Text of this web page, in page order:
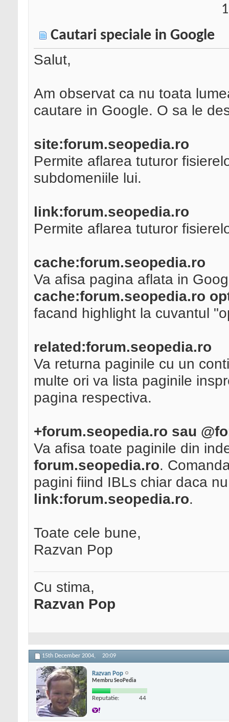
Cautari speciale in Google
Salut,
Am observat ca nu toata
cautare in Google. O sa le
site:forum.seopedia.ro
Permite aflarea tuturor
subdomeniile lui.
link:forum.seopedia.ro
Permite aflarea tuturor
cache:forum.seopedia.ro
Va afisa pagina aflata in
cache:forum.seopedia.ro
facand highlight la cuvantul
related:forum.seopedia.ro
Va returna paginile cu un
multe ori va lista paginile
pagina respectiva.
+forum.seopedia.ro sau
Va afisa toate paginile din
forum.seopedia.ro.
pagini fiind IBLs chiar daca
link:forum.seopedia.ro.
Toate cele bune,
Razvan Pop
Cu stima,
Razvan Pop
15th December 2004, 20:09
Razvan Pop
Membru SeoPedia
Reputatie: 44